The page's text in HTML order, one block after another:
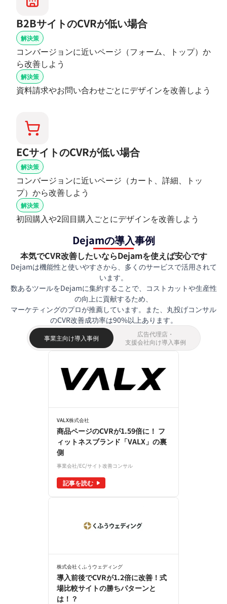
B2BサイトのCVRが低い場合
解決策
コンバージョンに近いページ（フォーム、トップ）か
ら改善しよう
解決策
資料請求やお問い合わせごとにデザインを改善しよう
ECサイトのCVRが低い場合
解決策
コンバージョンに近いページ（カート、詳細、トッ
プ）から改善しよう
解決策
初回購入や2回目購入ごとにデザインを改善しよう
Dejamの導入事例
本気でCVR改善したいならDejamを使えば安心です
Dejamは機能性と使いやすさから、多くのサービスで活用されて
います。
数あるツールをDejamに集約することで、コストカットや生産性
の向上に貢献するため、
マーケティングのプロが推薦しています。また、丸投げコンサル
のCVR改善成功率は90%以上あります。
事業主向け導入事例
広告代理店・
支援会社向け導入事例
VALX株式会社
商品ページのCVRが1.59倍に！ フ
ィットネスブランド「VALX」の裏
側
事業会社/EC/サイト改善コンサル
記事を読む
株式会社くふうウェディング
導入前後でCVRが1.2倍に改善！式
場比較サイトの勝ちパターンと
は！？